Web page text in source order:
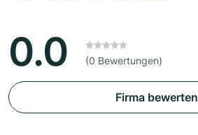
0.0 (0 Bewertungen)
Firma bewerten